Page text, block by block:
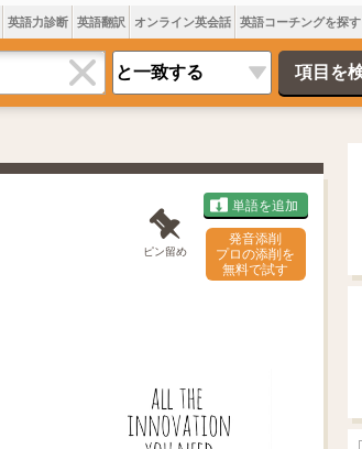
英語力診断 英語翻訳 オンライン英会話 英語コーチングを探す
ピン留め
単語を追加
発音添削
プロの添削を
無料で試す